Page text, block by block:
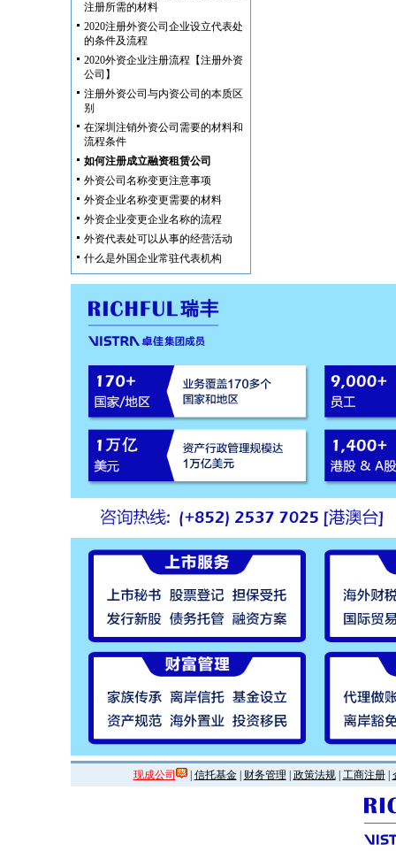
注册所需的材料
2020注册外资公司企业设立代表处
的条件及流程
2020外资企业注册流程【注册外资
公司】
注册外资公司与内资公司的本质区
别
在深圳注销外资公司需要的材料和
流程条件
如何注册成立融资租赁公司
外资公司名称变更注意事项
外资企业名称变更需要的材料
外资企业变更企业名称的流程
外资代表处可以从事的经营活动
什么是外国企业常驻代表机构
现成公司 | 信托基金| 财务管理 政策法规| 工商注册|